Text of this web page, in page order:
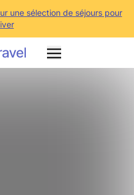
une sélection de séjours pour